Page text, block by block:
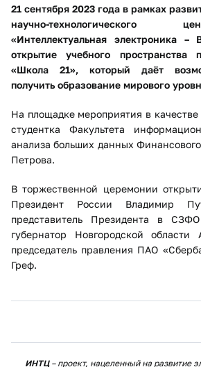
21 сентября 2023 года в рамках
научно-
«Интеллектуальная электроника –
открытие учебного пространства
«Школа 21», который даёт
получить образование мирового
На площадке мероприятия в качестве
студентка Факультета
анализа больших данных
Петрова.
В торжественной церемонии
Президент России Владимир
представитель Президента в
губернатор Новгородской
председатель правления ПАО
Греф.
ИНТЦ– проект, нацеленный на развитие